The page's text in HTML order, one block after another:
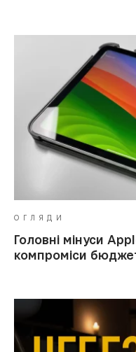
ОГЛЯДИ
Головні мінуси
компроміси